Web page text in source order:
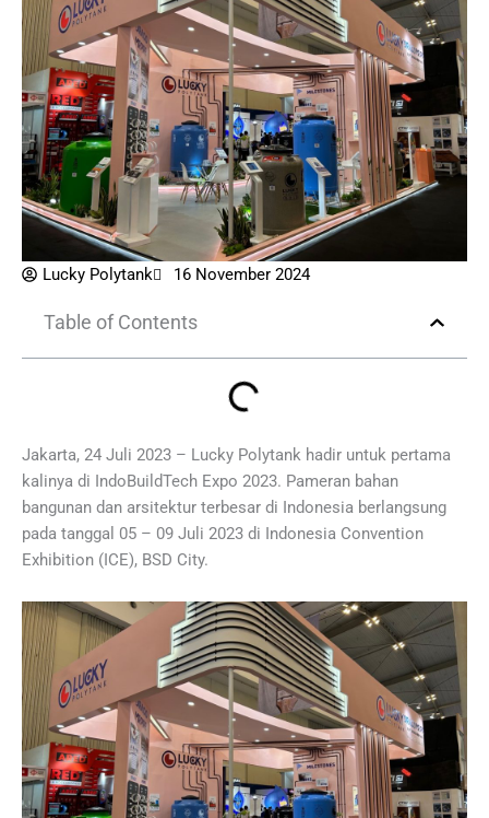
Lucky Polytank 16 November 2024
Table of Contents
Jakarta, 24 Juli 2023 – Lucky Polytank hadir untuk pertama
kalinya di IndoBuildTech Expo 2023. Pameran bahan
bangunan dan arsitektur terbesar di Indonesia berlangsung
pada tanggal 05 – 09 Juli 2023 di Indonesia Convention
Exhibition (ICE), BSD City.